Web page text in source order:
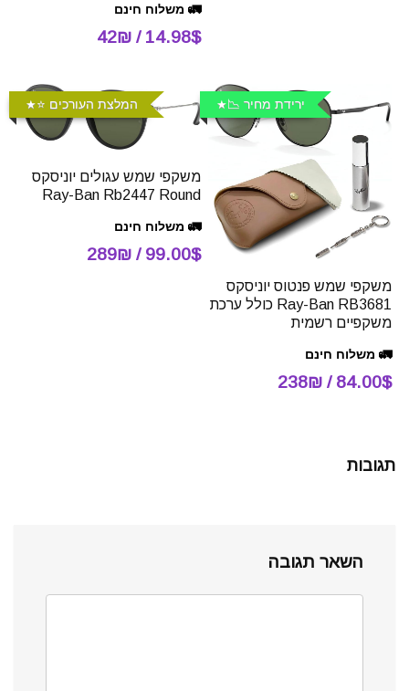
🚛 משלוח חינם
14.98$ / 42₪
ירידת מחיר 📉
משקפי שמש פנטוס יוניסקס
Ray-Ban RB3681 כולל ערכת
משקפיים רשמית
🚛 משלוח חינם
84.00$ / 238₪
המלצת העורכים ⭐️
משקפי שמש עגולים יוניסקס
Ray-Ban Rb2447 Round
🚛 משלוח חינם
99.00$ / 289₪
תגובות
השאר תגובה